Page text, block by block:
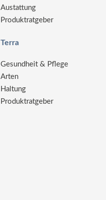
Austattung
Produktratgeber
Terra
Gesundheit & Pflege
Arten
Haltung
Produktratgeber